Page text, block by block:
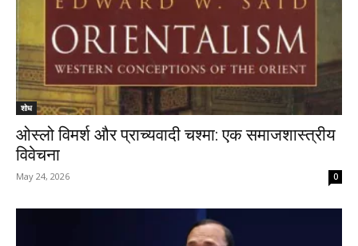
शोध
ओस्लो विमर्श और प्राच्यवादी चश्मा: एक समाजशास्त्रीय
विवेचना
May 24, 2026 0